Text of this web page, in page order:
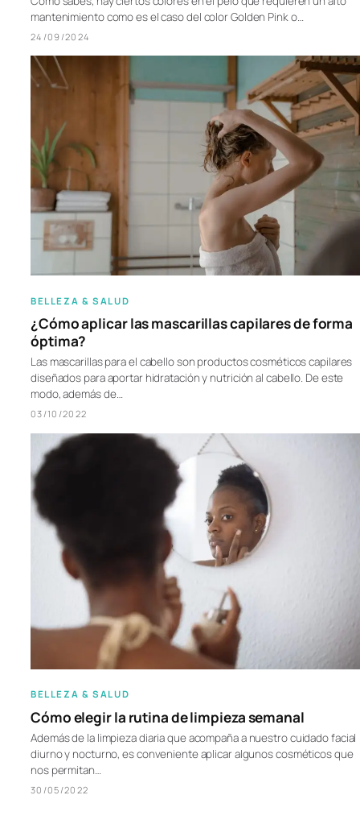
mantenimiento como es el caso del color Golden Pink o…
24/09/2024
BELLEZA & SALUD
¿Cómo aplicar las mascarillas capilares de forma
óptima?
Las mascarillas para el cabello son productos cosméticos capilares
diseñados para aportar hidratación y nutrición al cabello. De este
modo, además de…
03/10/2022
BELLEZA & SALUD
Cómo elegir la rutina de limpieza semanal
Además de la limpieza diaria que acompaña a nuestro cuidado facial
diurno y nocturno, es conveniente aplicar algunos cosméticos que
nos permitan…
30/05/2022